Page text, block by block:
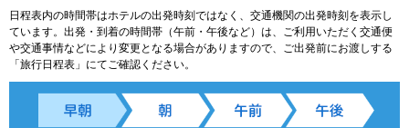
日程表内の時間帯はホテルの出発時刻ではなく、交通機関の出発時刻を表示し
ています。出発・到着の時間帯（午前・午後など）は、ご利用いただく交通便
や交通事情などにより変更となる場合がありますので、ご出発前にお渡しする
「旅行日程表」にてご確認ください。